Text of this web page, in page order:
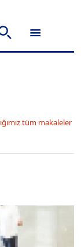
tüm makaleler